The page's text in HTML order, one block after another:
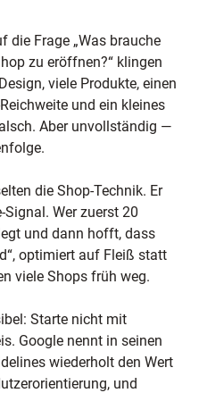
die Frage „Was brauche
zu eröffnen?“ klingen
viele Produkte, einen
und ein kleines
Aber unvollständig —
die Shop-Technik. Er
Wer zuerst 20
und dann hofft, dass
optimiert auf Fleiß statt
viele Shops früh weg.
Starte nicht mit
Google nennt in seinen
wiederholt den Wert
und